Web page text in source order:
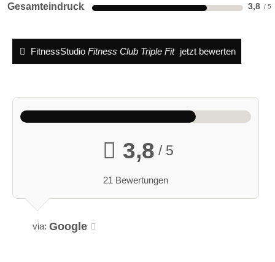
Gesamteindruck 3,8
FitnessStudio Fitness Club Triple Fit jetzt bewerten
3,8 / 5
21 Bewertungen
via: Google